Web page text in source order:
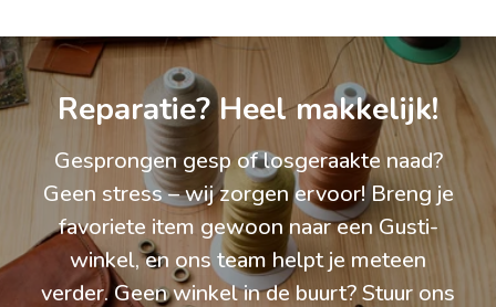
Reparatie? Heel makkelijk!
Gesprongen gesp of losgeraakte naad?
Geen stress – wij zorgen ervoor! Breng je
favoriete item gewoon naar een Gusti-
winkel, en ons team helpt je meteen
verder. Geen winkel in de buurt? Stuur ons